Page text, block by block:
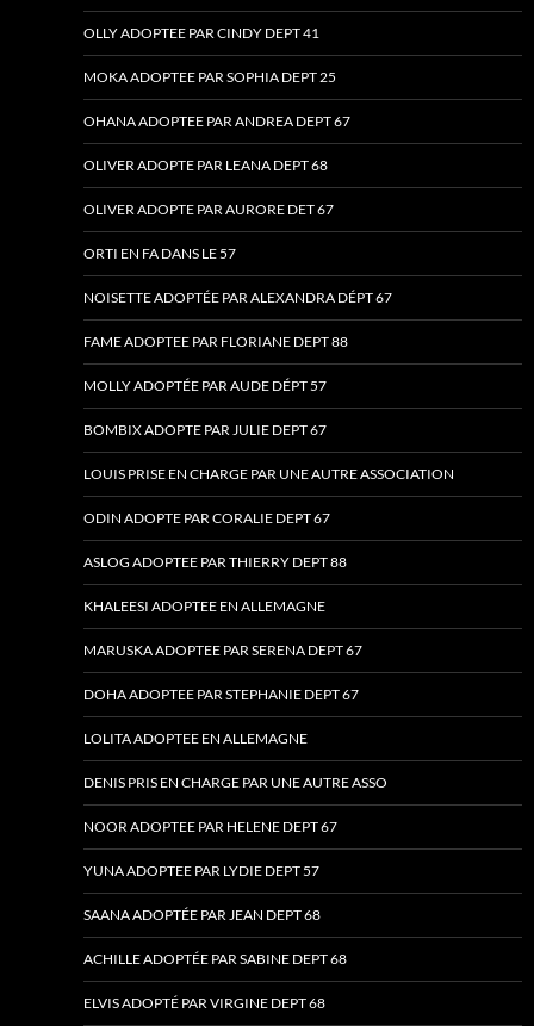
OLLY ADOPTEE PAR CINDY DEPT 41
MOKA ADOPTEE PAR SOPHIA DEPT 25
OHANA ADOPTEE PAR ANDREA DEPT 67
OLIVER ADOPTE PAR LEANA DEPT 68
OLIVER ADOPTE PAR AURORE DET 67
ORTI EN FA DANS LE 57
NOISETTE ADOPTÉE PAR ALEXANDRA DÉPT 67
FAME ADOPTEE PAR FLORIANE DEPT 88
MOLLY ADOPTÉE PAR AUDE DÉPT 57
BOMBIX ADOPTE PAR JULIE DEPT 67
LOUIS PRISE EN CHARGE PAR UNE AUTRE ASSOCIATION
ODIN ADOPTE PAR CORALIE DEPT 67
ASLOG ADOPTEE PAR THIERRY DEPT 88
KHALEESI ADOPTEE EN ALLEMAGNE
MARUSKA ADOPTEE PAR SERENA DEPT 67
DOHA ADOPTEE PAR STEPHANIE DEPT 67
LOLITA ADOPTEE EN ALLEMAGNE
DENIS PRIS EN CHARGE PAR UNE AUTRE ASSO
NOOR ADOPTEE PAR HELENE DEPT 67
YUNA ADOPTEE PAR LYDIE DEPT 57
SAANA ADOPTÉE PAR JEAN DEPT 68
ACHILLE ADOPTÉE PAR SABINE DEPT 68
ELVIS ADOPTÉ PAR VIRGINE DEPT 68